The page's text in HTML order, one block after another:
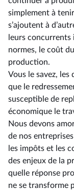
simplement à
s’ajoutent à
leurs
normes, le coût
production.
Vous le savez,
que le
susceptible de
économique le
Nous devons
de nos
les impôts et les
des enjeux de la
quelle réponse
ne se transforme